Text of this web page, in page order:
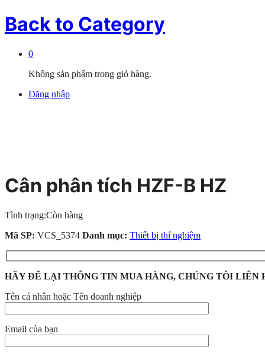
Back to Category
0
Không sản phẩm trong giỏ hàng.
Đăng nhập
Cân phân tích HZF-B HZ
Tình trạng:Còn hàng
Mã SP: VCS_5374 Danh mục: Thiết bị thí nghiệm
HÃY ĐỂ LẠI THÔNG TIN MUA HÀNG, CHÚNG TÔI LIÊN
Tên cá nhân hoặc Tên doanh nghiệp
Email của bạn